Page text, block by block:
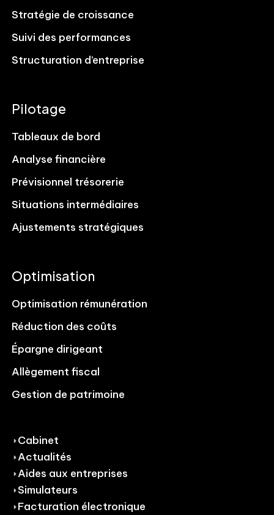
Stratégie de croissance
Suivi des performances
Structuration d’entreprise
Pilotage
Tableaux de bord
Analyse financière
Prévisionnel trésorerie
Situations intermédiaires
Ajustements stratégiques
Optimisation
Optimisation rémunération
Réduction des coûts
Épargne dirigeant
Allègement fiscal
Gestion de patrimoine
Cabinet
Actualités
Aides aux entreprises
Simulateurs
Facturation électronique